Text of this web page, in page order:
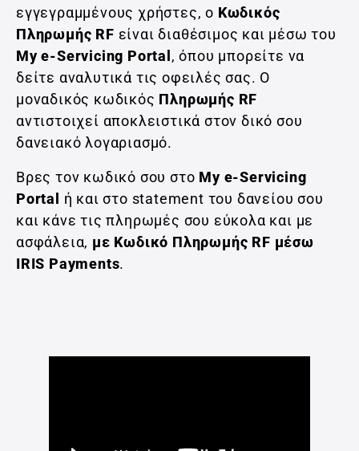
εγγεγραμμένους χρήστες, ο Κωδικός
Πληρωμής RF είναι διαθέσιμος και μέσω του
My e‑Servicing Portal , όπου μπορείτε να
δείτε αναλυτικά τις οφειλές σας. Ο
μοναδικός κωδικός Πληρωμής RF
αντιστοιχεί αποκλειστικά στον δικό σου
δανειακό λογαριασμό.
Βρες τον κωδικό σου στο My e‑Servicing
Portal
ή και στο statement του δανείου σου
και κάνε τις πληρωμές σου εύκολα και με
ασφάλεια, με Κωδικό Πληρωμής RF μέσω
IRIS Payments.